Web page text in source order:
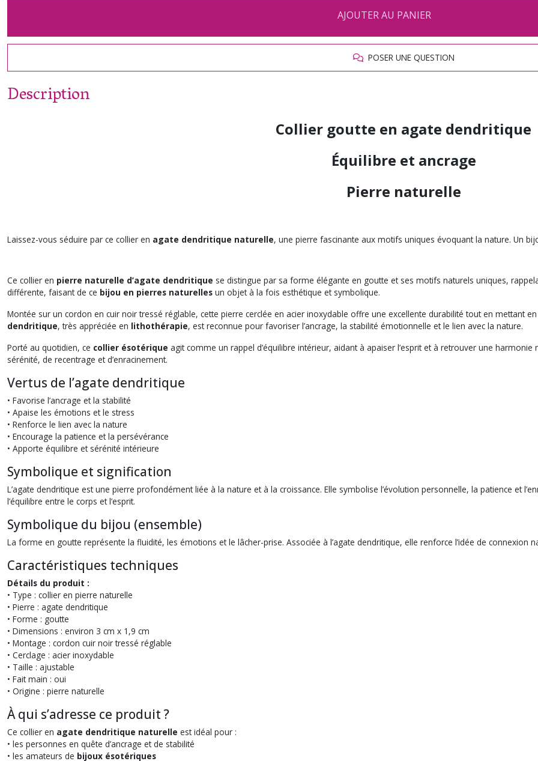
AJOUTER AU PANIER
POSER UNE QUESTION
Description
Collier goutte en agate dendritique
Équilibre et ancrage
Pierre naturelle
Laissez-vous séduire par ce collier en agate dendritique naturelle, une pierre fascinante aux motifs uniques évoquant la nature. Un
Ce collier en pierre naturelle d’agate dendritique se distingue par sa forme élégante en goutte et ses motifs naturels uniques,
différente, faisant de ce bijou en pierres naturelles un objet à la fois esthétique et symbolique.
Montée sur un cordon en cuir noir tressé réglable, cette pierre cerclée en acier inoxydable offre une excellente durabilité tout en mettant
dendritique, très appréciée en lithothérapie, est reconnue pour favoriser l’ancrage, la stabilité émotionnelle et le lien avec la nature.
Porté au quotidien, ce collier ésotérique agit comme un rappel d’équilibre intérieur, aidant à apaiser l’esprit et à retrouver une
sérénité, de recentrage et d’enracinement.
Vertus de l’agate dendritique
• Favorise l’ancrage et la stabilité
• Apaise les émotions et le stress
• Renforce le lien avec la nature
• Encourage la patience et la persévérance
• Apporte équilibre et sérénité intérieure
Symbolique et signification
L’agate dendritique est une pierre profondément liée à la nature et à la croissance. Elle symbolise l’évolution personnelle, la patience et
l’équilibre entre le corps et l’esprit.
Symbolique du bijou (ensemble)
La forme en goutte représente la fluidité, les émotions et le lâcher-prise. Associée à l’agate dendritique, elle renforce l’idée de connexion
Caractéristiques techniques
Détails du produit :
• Type : collier en pierre naturelle
• Pierre : agate dendritique
• Forme : goutte
• Dimensions : environ 3 cm x 1,9 cm
• Montage : cordon cuir noir tressé réglable
• Cerclage : acier inoxydable
• Taille : ajustable
• Fait main : oui
• Origine : pierre naturelle
À qui s’adresse ce produit ?
Ce collier en agate dendritique naturelle est idéal pour :
• les personnes en quête d’ancrage et de stabilité
• les amateurs de bijoux ésotériques